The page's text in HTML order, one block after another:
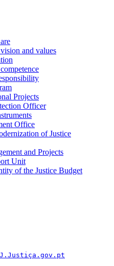
and values
Projects
Officer
Office
of Justice
and Projects
Unit
of the Justice Budget